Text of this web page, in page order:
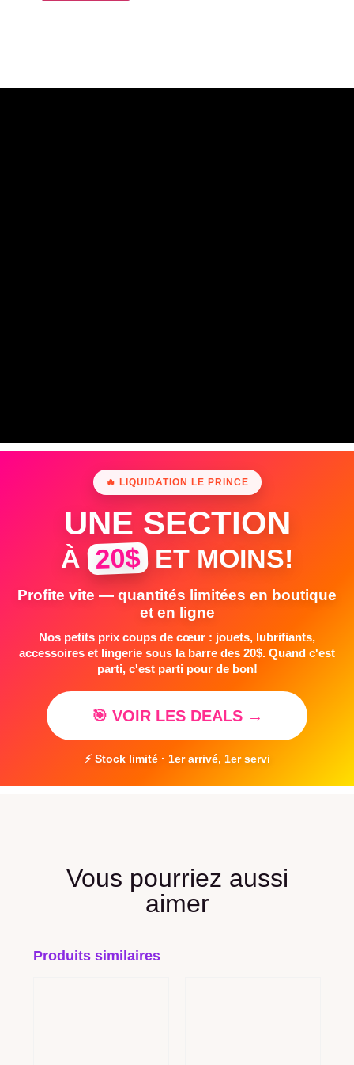
🔥 LIQUIDATION LE PRINCE
UNE SECTION
À 20$ ET MOINS!
Profite vite — quantités limitées en boutique
et en ligne
Nos petits prix coups de cœur : jouets, lubrifiants,
accessoires et lingerie sous la barre des 20$. Quand c'est
parti, c'est parti pour de bon!
🎯 VOIR LES DEALS →
⚡ Stock limité · 1er arrivé, 1er servi
Vous pourriez aussi
aimer
Produits similaires